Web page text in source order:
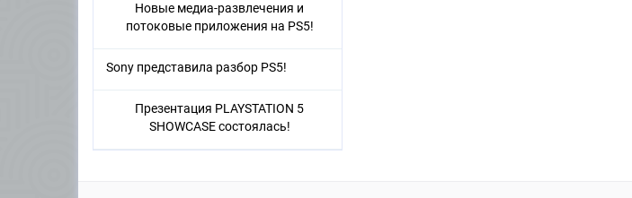
Новые медиа-развлечения и
потоковые приложения на PS5!
Sony представила разбор PS5!
Презентация PLAYSTATION 5
SHOWCASE состоялась!